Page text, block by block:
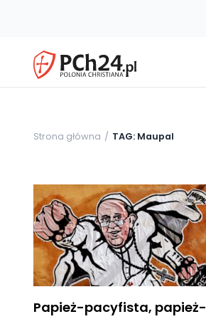
Strona główna TAG: Maupal
Papież-pacyfista, papież-